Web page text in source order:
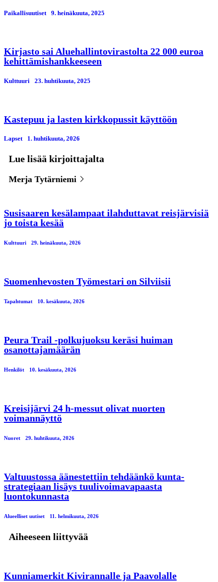
Paikallisuutiset 9. heinäkuuta, 2025
Kirjasto sai Aluehallintovirastolta 22 000 euroa
kehittämishankkeeseen
Kulttuuri 23. huhtikuuta, 2025
Kastepuu ja lasten kirkkopussit käyttöön
Lapset 1. huhtikuuta, 2026
Lue lisää kirjoittajalta
Merja Tytärniemi
Susisaaren kesälampaat ilahduttavat reisjärvisiä
jo toista kesää
Kulttuuri 29. heinäkuuta, 2026
Suomenhevosten Työmestari on Silviisii
Tapahtumat 10. kesäkuuta, 2026
Peura Trail -polkujuoksu keräsi huiman
osanottajamäärän
Henkilöt 10. kesäkuuta, 2026
Kreisijärvi 24 h-messut olivat nuorten
voimannäyttö
Nuoret 29. huhtikuuta, 2026
Valtuustossa äänestettiin tehdäänkö kunta-
strategiaan lisäys tuulivoimavapaasta
luontokunnasta
Alueelliset uutiset 11. helmikuuta, 2026
Aiheeseen liittyvää
Kunniamerkit Kivirannalle ja Paavolalle